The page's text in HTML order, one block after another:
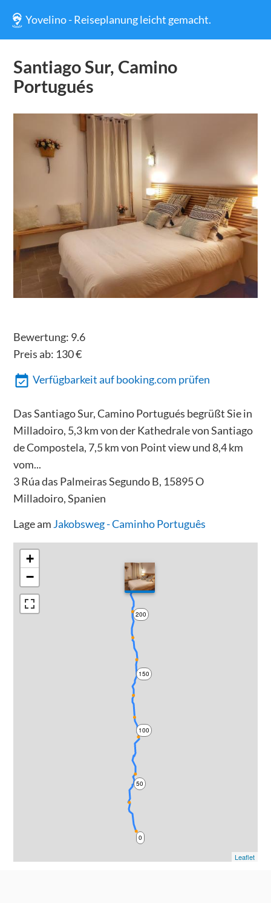
Yovelino - Reiseplanung leicht gemacht.
Santiago Sur, Camino
Portugués
Bewertung: 9.6
Preis ab: 130€
Verfügbarkeit auf booking.com prüfen
Das Santiago Sur, Camino Portugués begrüßt Sie in
Milladoiro, 5,3 km von der Kathedrale von Santiago
de Compostela, 7,5 km von Point view und 8,4 km
vom...
3 Rúa das Palmeiras Segundo B, 15895 O
Milladoiro, Spanien
Lage am Jakobsweg - Caminho Português
0
50
100
150
200
+
−
Leaflet